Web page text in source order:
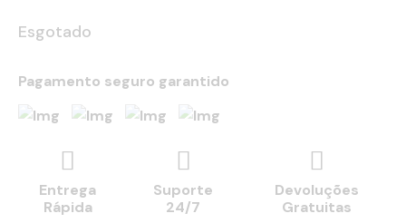
Esgotado
Pagamento seguro garantido
Entrega
Rápida
Suporte
24/7
Devoluções
Gratuitas